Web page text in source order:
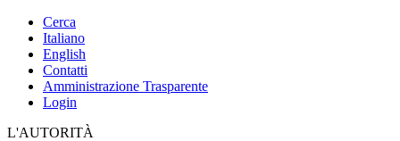
Cerca
Italiano
English
Contatti
Amministrazione Trasparente
Login
L'AUTORITÀ